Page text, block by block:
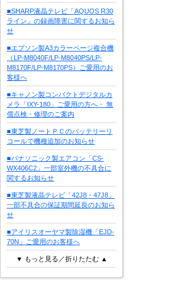
■SHARP液晶テレビ「AQUOS R30
ライン」の録画障害に関するお知ら
せ
■エプソン製A3カラーページ複合機
（LP-M8040F/LP-M8040PS/LP-
M8170F/LP-M8170PS）ご愛用のお
客様へ
■キャノン製コンパクトデジタルカ
メラ「IXY-180」ご愛用の方へ・ 無
償点検・修理のご案内
■東芝製ノートＰＣのバッテリーリ
コールで機種追加のお知らせ
■パナソニック製エアコン「CS-
WX406C2」一部室外機の不具合に
関するお知らせ
■東芝製液晶テレビ「42J8・47J8」
一部不具合の保証期間延長のお知ら
せ
■アイリスオーヤマ製除湿機「EJD-
70N」ご愛用のお客様へ
▼ もっと見る／折りたたむ ▲